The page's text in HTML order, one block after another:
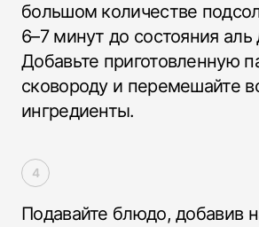
большом количестве
6–7 минут до состояния аль
Добавьте приготовленную
сковороду и перемешайте
ингредиенты.
Подавайте блюдо, добавив